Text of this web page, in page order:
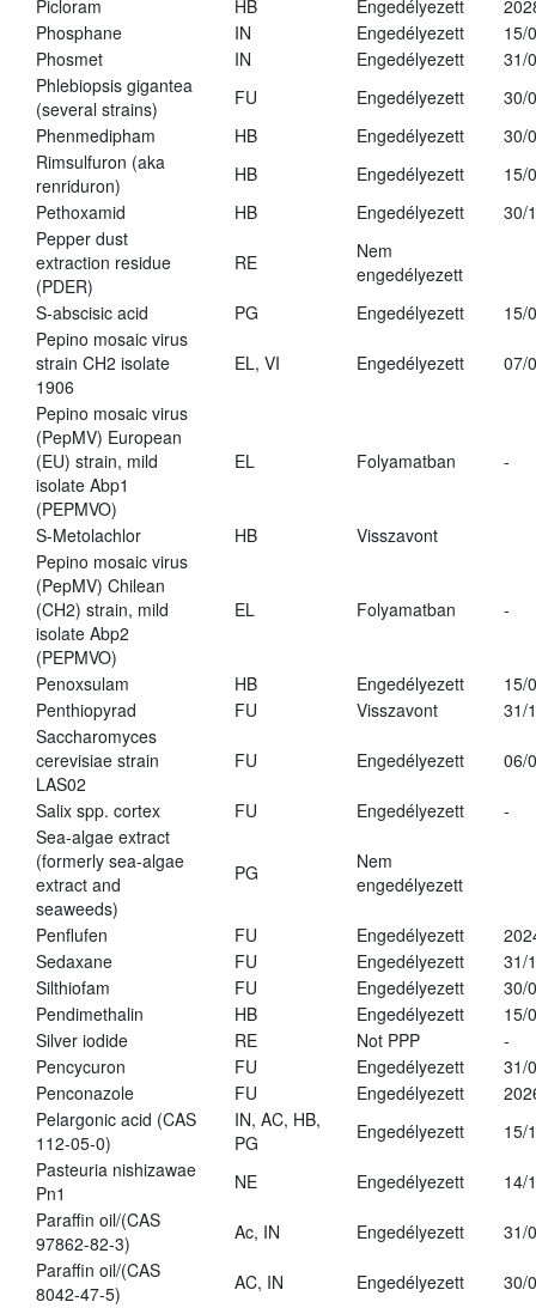
Picloram
HB Engedélyezett
Phosphane
IN Engedélyezett
15/
Phosmet
IN Engedélyezett
31/
Phlebiopsis gigantea
(several strains)
FU Engedélyezett
30/
Phenmedipham
HB Engedélyezett
30/
Rimsulfuron (aka
renriduron)
HB Engedélyezett
15/
Pethoxamid
HB Engedélyezett
30/
Pepper dust
extraction residue
(PDER)
RE
Nem
engedélyezett
S-abscisic acid
PG Engedélyezett
15/
Pepino mosaic virus
strain CH2 isolate
1906
EL, VI Engedélyezett 07/
Pepino mosaic virus
(PepMV) European
(EU) strain, mild
isolate Abp1
(PEPMVO)
EL Folyamatban -
S-Metolachlor HB
Visszavont
Pepino mosaic virus
(PepMV) Chilean
(CH2) strain, mild
isolate Abp2
(PEPMVO)
EL Folyamatban -
Penoxsulam HB Engedélyezett
15/
Penthiopyrad
FU Visszavont
31/
Saccharomyces
cerevisiae strain
LAS02
FU Engedélyezett 06/
Salix spp. cortex FU Engedélyezett
-
Sea-algae extract
(formerly sea-algae
extract and
seaweeds)
PG
Nem
engedélyezett
Penflufen FU Engedélyezett
Sedaxane
FU Engedélyezett
31/
Silthiofam
FU Engedélyezett
30/
Pendimethalin
HB Engedélyezett
15/
Silver iodide
RE Not PPP
-
Pencycuron
FU Engedélyezett
31/
Penconazole
FU Engedélyezett
Pelargonic acid (CAS
112-05-0)
IN, AC, HB,
PG
Engedélyezett
15/
Pasteuria nishizawae
Pn1
NE Engedélyezett
14/
Paraffin oil/(CAS
97862-82-3)
Ac, IN Engedélyezett
31/
Paraffin oil/(CAS
8042-47-5)
AC, IN Engedélyezett 30/